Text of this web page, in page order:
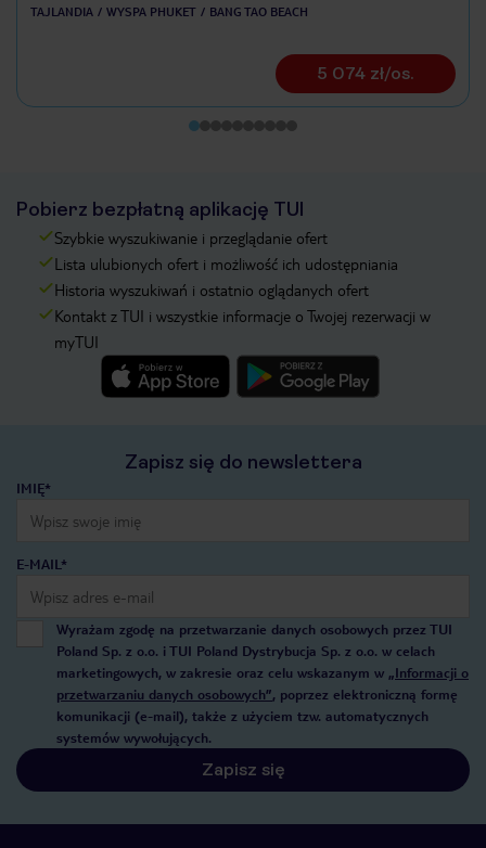
TAJLANDIA WYSPA PHUKET BANG TAO BEACH
5 074 zł/os.
Pobierz bezpłatną aplikację TUI
Szybkie wyszukiwanie i przeglądanie ofert
Lista ulubionych ofert i możliwość ich udostępniania
Historia wyszukiwań i ostatnio oglądanych ofert
Kontakt z TUI i wszystkie informacje o Twojej rezerwacji w
myTUI
Zapisz się do newslettera
IMIĘ*
E-MAIL*
Wyrażam zgodę na przetwarzanie danych osobowych przez TUI
Poland Sp. z o.o. i TUI Poland Dystrybucja Sp. z o.o. w celach
marketingowych, w zakresie oraz celu wskazanym w „Informacji o
przetwarzaniu danych osobowych”, poprzez elektroniczną formę
komunikacji (e-mail), także z użyciem tzw. automatycznych
systemów wywołujących.
Zapisz się